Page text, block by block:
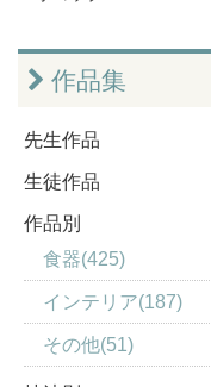
作品集
先生作品
生徒作品
作品別
食器(425)
インテリア(187)
その他(51)